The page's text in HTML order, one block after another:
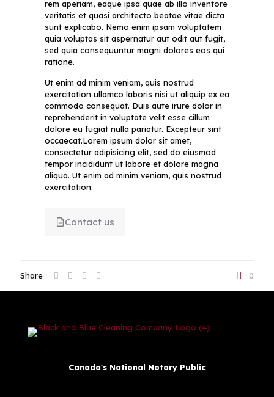
rem aperiam, eaque ipsa quae ab illo inventore
veritatis et quasi architecto beatae vitae dicta
sunt explicabo. Nemo enim ipsam voluptatem
quia voluptas sit aspernatur aut odit aut fugit,
sed quia consequuntur magni dolores eos qui
ratione.
Ut enim ad minim veniam, quis nostrud
exercitation ullamco laboris nisi ut aliquip ex ea
commodo consequat. Duis aute irure dolor in
reprehenderit in voluptate velit esse cillum
dolore eu fugiat nulla pariatur. Excepteur sint
occaecat.Lorem ipsum dolor sit amet,
consectetur adipisicing elit, sed do eiusmod
tempor incididunt ut labore et dolore magna
aliqua. Ut enim ad minim veniam, quis nostrud
exercitation.
Contact us
Share 0
Canada's National Notary Public